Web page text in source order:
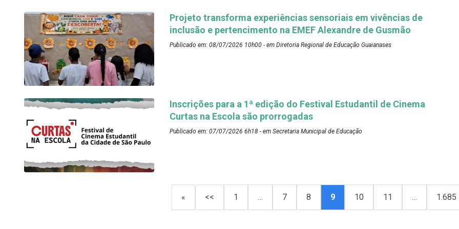
Projeto transforma experiências sensoriais em vivências de
inclusão e pertencimento na EMEF Alexandre de Gusmão
Publicado em: 08/07/2026 10h00 - em Diretoria Regional de Educação Guaianases
Inscrições para a 1ª edição do Festival Estudantil de Cinema
Curtas na Escola são prorrogadas
Publicado em: 07/07/2026 6h18 - em Secretaria Municipal de Educação
« << 1 … 7 8 9 10 11 … 1.685